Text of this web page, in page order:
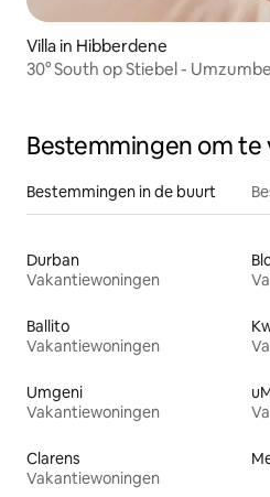
Villa in Hibberdene
30° South op Stiebel - Umzumbe
Bestemmingen om te
Bestemmingen in de buurt
Durban
Vakantiewoningen
Ballito
Vakantiewoningen
Umgeni
Vakantiewoningen
Clarens
Vakantiewoningen